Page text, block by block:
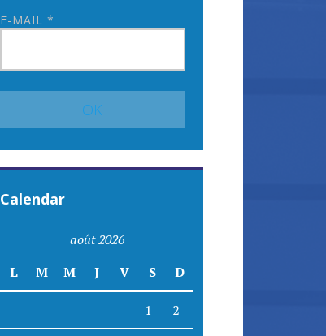
E-MAIL*
Calendar
août 2026
L
M M J V S D
1 2